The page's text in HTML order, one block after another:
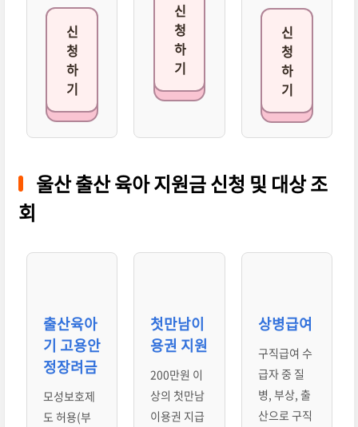
신
청
하
기
신
청
하
기
신
청
하
기
울산 출산 육아 지원금 신청 및 대상 조
회
출산육아
기 고용안
정장려금
모성보호제
도 허용(부
첫만남이
용권 지원
200만원 이
상의 첫만남
이용권 지급
상병급여
구직급여 수
급자 중 질
병, 부상, 출
산으로 구직